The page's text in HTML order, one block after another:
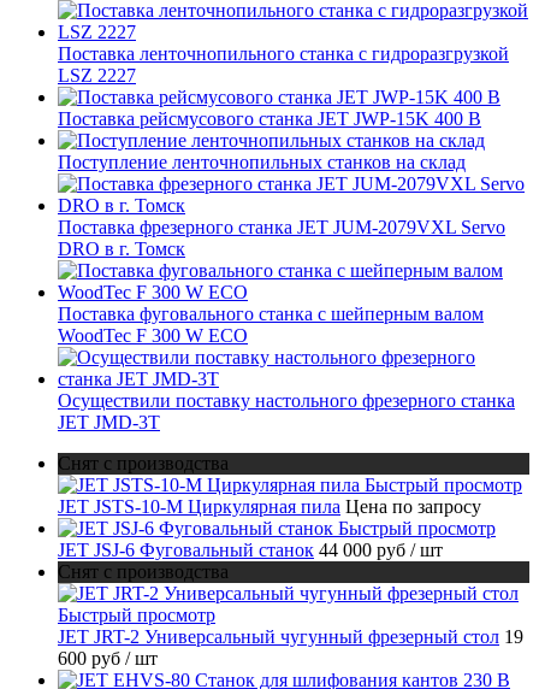
Поставка ленточнопильного станка c гидроразгрузкой
LSZ 2227
Поставка рейсмусового станка JET JWP-15K 400 В
Поступление ленточнопильных станков на склад
Поставка фрезерного станка JET JUM-2079VXL Servo
DRO в г. Томск
Поставка фуговального станка с шейперным валом
WoodTec F 300 W ECO
Осуществили поставку настольного фрезерного станка
JET JMD-3T
Снят с производства
Быстрый просмотр
JET JSTS-10-M Циркулярная пила Цена по запросу
Быстрый просмотр
JET JSJ-6 Фуговальный станок 44 000 руб / шт
Снят с производства
Быстрый просмотр
JET JRT-2 Универсальный чугунный фрезерный стол 19
600 руб / шт